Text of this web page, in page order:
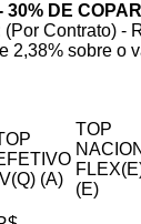
30% DE
Contrato) -
2,38% sobre o
IV(Q) (A)
TOP
(E)